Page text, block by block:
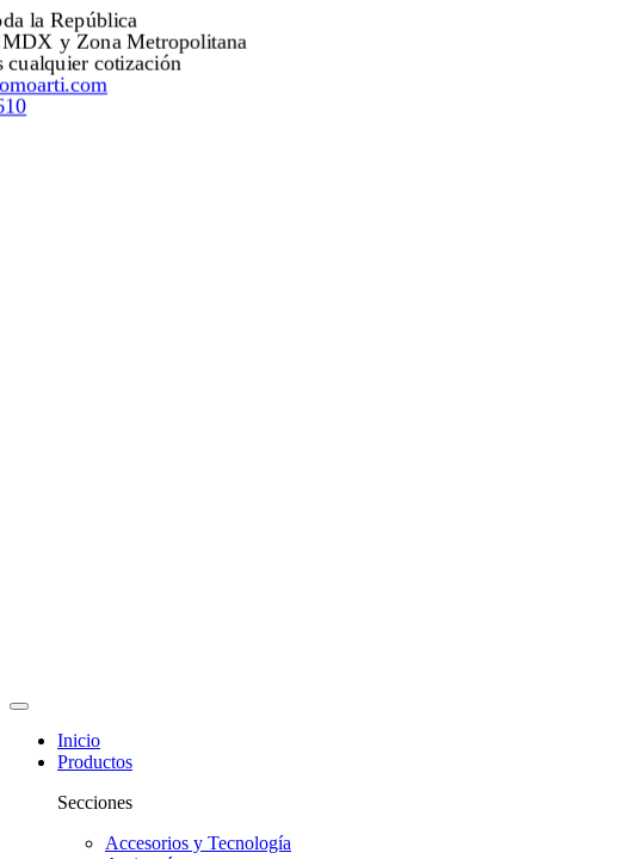
Envíos a toda la República
Envíos a CMDX y Zona Metropolitana
Mejoramos cualquier cotización
ventas@promoarti.com
55.5203.0610
Inicio
Productos
Secciones
Accesorios y Tecnología